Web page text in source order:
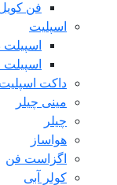
فن
اسپلیت
اسپیلت
اسپیلت
داکت اسپلیت
مینی چیلر
چیلر
هواساز
اگزاست فن
کولر آبی